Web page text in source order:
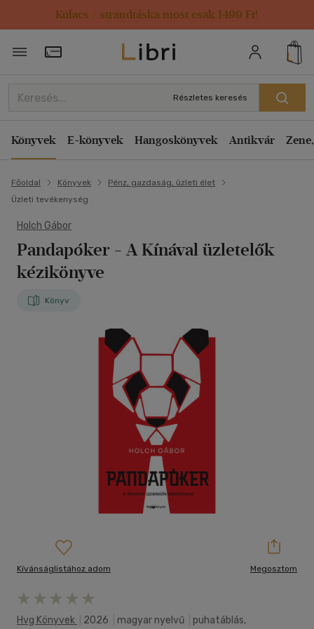
Kulacs / strandtáska most csak 1499 Ft!
Törzsvásárlói Kártya adatai
Részletes keresés
Könyvek E-könyvek Hangoskönyvek Antikvár
Főoldal Könyvek
Pénz, gazdaság, üzleti élet
Üzleti tevékenység
Holch Gábor
Pandapóker - A Kínával üzletelők
kézikönyve
Könyv
Kívánságlistához adom Megosztom
Hvg Könyvek 2026 magyar nyelvű
puhatáblás,